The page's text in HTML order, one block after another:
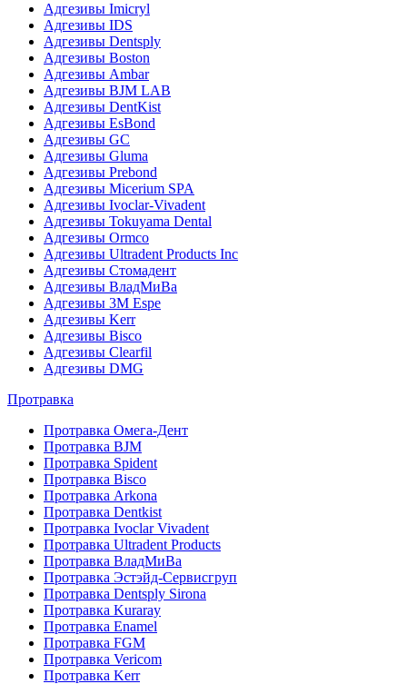
Адгезивы Imicryl
Адгезивы IDS
Адгезивы Dentsply
Адгезивы Boston
Адгезивы Ambar
Адгезивы BJM LAB
Адгезивы DentKist
Адгезивы EsBond
Адгезивы GC
Адгезивы Gluma
Адгезивы Prebond
Адгезивы Micerium SPA
Адгезивы Ivoclar-Vivadent
Адгезивы Tokuyama Dental
Адгезивы Ormco
Адгезивы Ultradent Products Inc
Адгезивы Стомадент
Адгезивы ВладМиВа
Адгезивы 3M Espe
Адгезивы Kerr
Адгезивы Bisco
Адгезивы Clearfil
Адгезивы DMG
Протравка
Протравка Омега-Дент
Протравка BJM
Протравка Spident
Протравка Bisco
Протравка Arkona
Протравка Dentkist
Протравка Ivoclar Vivadent
Протравка Ultradent Products
Протравка ВладМиВа
Протравка Эстэйд-Сервисгруп
Протравка Dentsply Sirona
Протравка Kuraray
Протравка Enamel
Протравка FGM
Протравка Vericom
Протравка Kerr